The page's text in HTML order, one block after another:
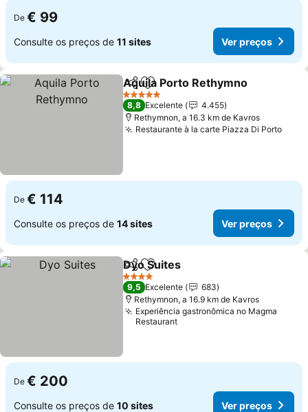
De € 99
Consulte os preços de 11 sites Ver preços
PartilharAdicionar aos favoritos
Aquila Porto Rethymno
5 Estrelas
8,8 Excelente
4.455
Rethymnon, a 16.3 km de Kavros
Restaurante à la carte Piazza Di PortoVer
De € 114
Consulte os preços de 14 sites Ver preços
PartilharAdicionar aos favoritos
Dyo Suites
4 Estrelas
9,5 Excelente
683
Rethymnon, a 16.9 km de Kavros
Experiência gastronômica no Magma
Restaurant
De € 200
Consulte os preços de 10 sites Ver preços